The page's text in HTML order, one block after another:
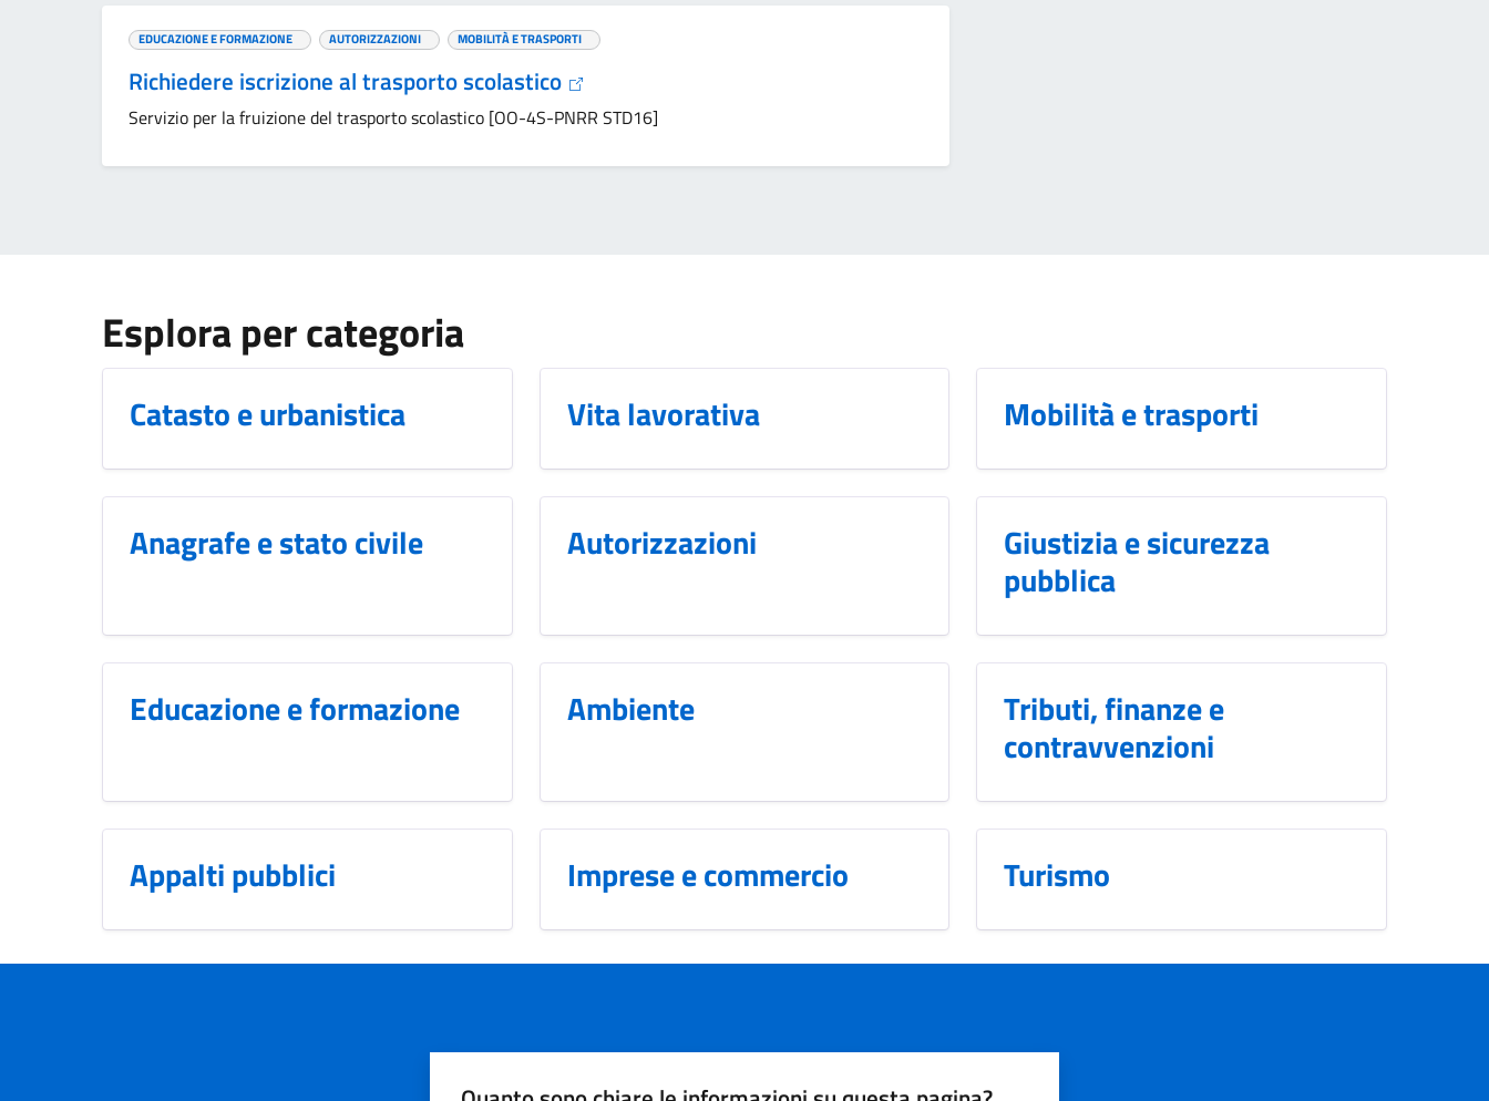
EDUCAZIONE E FORMAZIONE AUTORIZZAZIONI MOBILITÀ E TRASPORTI
Richiedere iscrizione al trasporto scolastico
Servizio per la fruizione del trasporto scolastico [OO-4S-PNRR STD16]
Esplora per categoria
Catasto e urbanistica Vita lavorativa Mobilità e trasporti
Anagrafe e stato civile Autorizzazioni Giustizia e sicurezza
pubblica
Educazione e formazione Ambiente Tributi, finanze e
contravvenzioni
Appalti pubblici Imprese e commercio Turismo